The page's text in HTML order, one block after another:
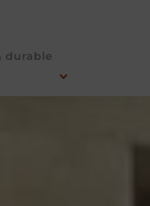
durable